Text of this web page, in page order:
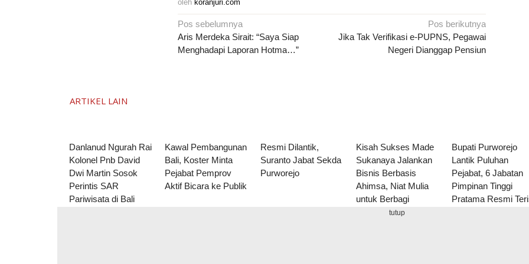
oleh koranjuri.com
Navigasi
pos
Pos sebelumnya
Aris Merdeka Sirait: “Saya Siap
Menghadapi Laporan Hotma…”
Pos berikutnya
Jika Tak Verifikasi e-PUPNS, Pegawai
Negeri Dianggap Pensiun
ARTIKEL LAIN
Danlanud Ngurah Rai
Kolonel Pnb David
Dwi Martin Sosok
Perintis SAR
Pariwisata di Bali
Kawal Pembangunan
Bali, Koster Minta
Pejabat Pemprov
Aktif Bicara ke Publik
Resmi Dilantik,
Suranto Jabat Sekda
Purworejo
Kisah Sukses Made
Sukanaya Jalankan
Bisnis Berbasis
Ahimsa, Niat Mulia
untuk Berbagi
Bupati Purworejo
Lantik Puluhan
Pejabat, 6 Jabatan
Pimpinan Tinggi
Pratama Resmi
tutup